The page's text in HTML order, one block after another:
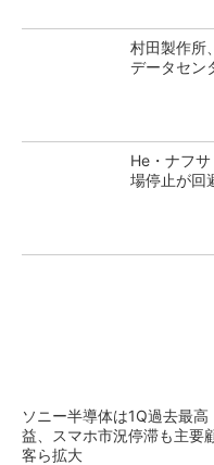
村田製作所
データセン
He・ナフ
場停止が回
ソニー半導体は1Q過去最高
益、スマホ市況停滞も主要
客ら拡大